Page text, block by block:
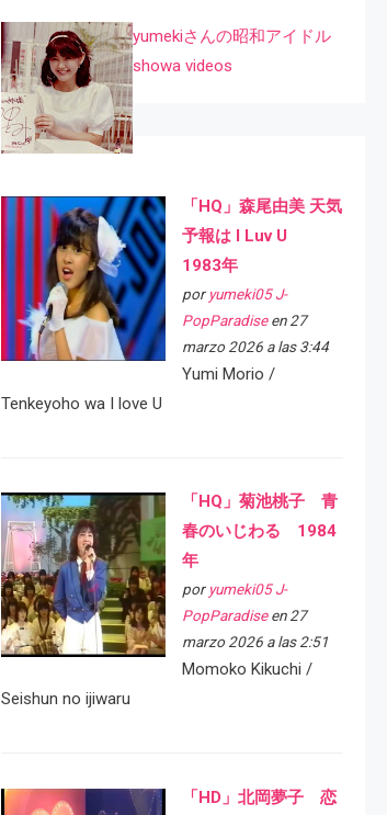
yumekiさんの昭和アイドル
showa videos
「HQ」森尾由美 天気
予報は I Luv U
1983年
por yumeki05 J-
PopParadiseen 27
marzo 2026 a las 3:44
Yumi Morio /
Tenkeyoho wa I love U
「HQ」菊池桃子 青
春のいじわる 1984
年
por yumeki05 J-
PopParadiseen 27
marzo 2026 a las 2:51
Momoko Kikuchi /
Seishun no ijiwaru
「HD」北岡夢子 恋